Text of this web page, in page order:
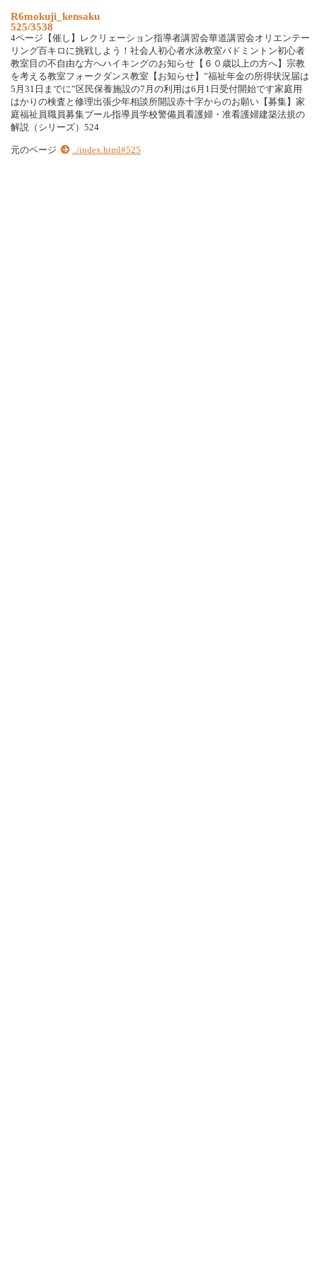
R6mokuji_kensaku
525/3538
4ページ【催し】レクリェーション指導者講習会華道講習会オリエンテー
リング百キロに挑戦しよう！社会人初心者水泳教室バドミントン初心者
教室目の不自由な方へハイキングのお知らせ【６０歳以上の方へ】宗教
を考える教室フォークダンス教室【お知らせ】”福祉年金の所得状況届は
5月31日までに”区民保養施設の7月の利用は6月1日受付開始です家庭用
はかりの検査と修理出張少年相談所開設赤十字からのお願い【募集】家
庭福祉員職員募集プール指導員学校警備員看護婦・准看護婦建築法規の
解説（シリーズ）524
元のページ ../index.html#525